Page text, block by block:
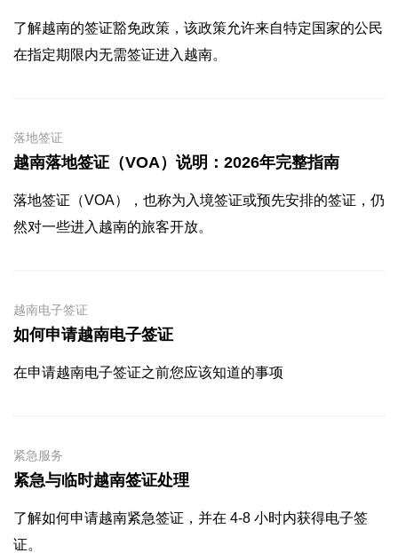
了解越南的签证豁免政策，该政策允许来自特定国家的公民
在指定期限内无需签证进入越南。
落地签证
越南落地签证（VOA）说明：2026年完整指南
落地签证（VOA），也称为入境签证或预先安排的签证，仍
然对一些进入越南的旅客开放。
越南电子签证
如何申请越南电子签证
在申请越南电子签证之前您应该知道的事项
紧急服务
紧急与临时越南签证处理
了解如何申请越南紧急签证，并在 4-8 小时内获得电子签
证。